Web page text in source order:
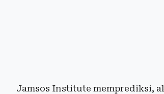
Jamsos Institute memprediksi,